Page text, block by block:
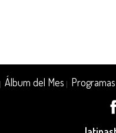
|Álbum del Mes Programas